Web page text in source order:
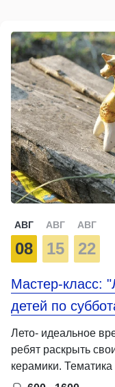
АВГ
08
АВГ
15
АВГ
22
Мастер-класс:
детей по
Лето- идеальное
ребят раскрыть
керамики.